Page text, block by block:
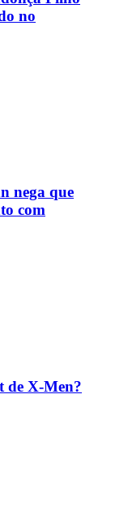
no
nega que
com
de X-Men?